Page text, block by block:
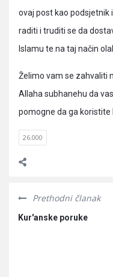
ovaj post kao
raditi i truditi se da
Islamu te na taj način
Želimo vam se zahvaliti
Allaha subhanehu da
pomogne da ga koristite
26.000
Prethodni članak
Kur'anske poruke